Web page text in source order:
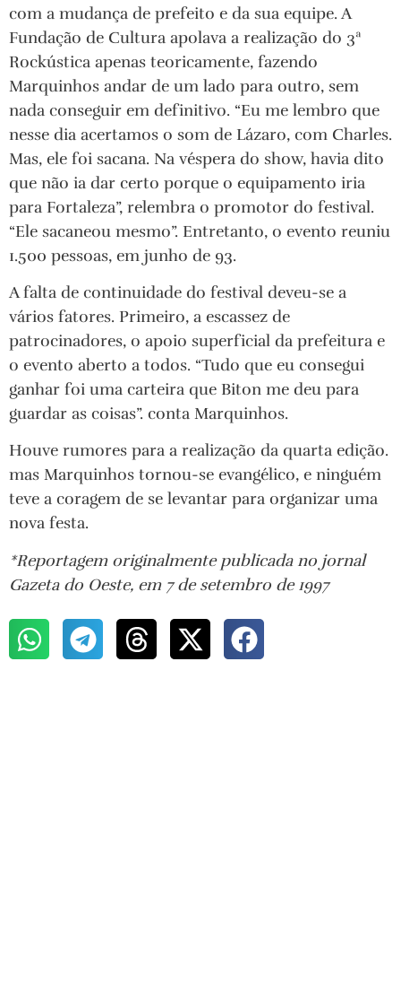
com a mudança de prefeito e da sua equipe. A
Fundação de Cultura apolava a realização do 3ª
Rockústica apenas teoricamente, fazendo
Marquinhos andar de um lado para outro, sem
nada conseguir em definitivo. “Eu me lembro que
nesse dia acertamos o som de Lázaro, com Charles.
Mas, ele foi sacana. Na véspera do show, havia dito
que não ia dar certo porque o equipamento iria
para Fortaleza”, relembra o promotor do festival.
“Ele sacaneou mesmo”. Entretanto, o evento reuniu
1.500 pessoas, em junho de 93.
A falta de continuidade do festival deveu-se a
vários fatores. Primeiro, a escassez de
patrocinadores, o apoio superficial da prefeitura e
o evento aberto a todos. “Tudo que eu consegui
ganhar foi uma carteira que Biton me deu para
guardar as coisas”. conta Marquinhos.
Houve rumores para a realização da quarta edição.
mas Marquinhos tornou-se evangélico, e ninguém
teve a coragem de se levantar para organizar uma
nova festa.
*Reportagem originalmente publicada no jornal
Gazeta do Oeste, em 7 de setembro de 1997